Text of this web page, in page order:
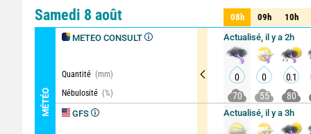
Comparateur détaillé
Samedi 8 août
MÉTÉO
METEO CONSULT
Quantité (mm)
Nébulosité (%)
GFS
08h 09h 10h
08h 09h 10h
Actualisé, il y a 2h
0 0 0.1
70
55 80
Actualisé, il y a 3h